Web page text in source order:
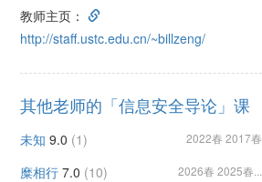
教师主页：
http://staff.ustc.edu.cn/~billzeng/
其他老师的「信息安全导论」课
未知 9.0 (1) 2022春 2017春
糜相行 7.0 (10) 2026春 2025春...